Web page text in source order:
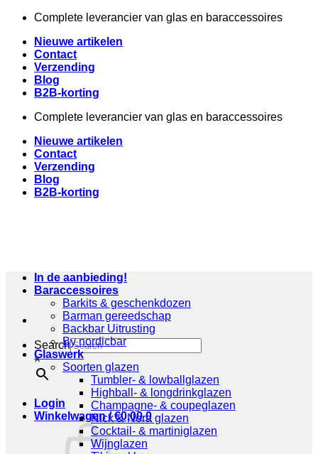
inhoud
Complete leverancier van glas en baraccessoires
Nieuwe artikelen
Contact
Verzending
Blog
B2B-korting
Complete leverancier van glas en baraccessoires
Nieuwe artikelen
Contact
Verzending
Blog
B2B-korting
Search
×
Login
Winkelwagen /€0,00 0
In de aanbieding!
Baraccessoires
Barkits & geschenkdozen
Barman gereedschap
Backbar Uitrusting
By nordicbar
Glaswerk
Soorten glazen
Tumbler- & lowballglazen
Highball- & longdrinkglazen
Champagne- & coupeglazen
Nick & Nora glazen
Cocktail- & martiniglazen
Wijnglazen